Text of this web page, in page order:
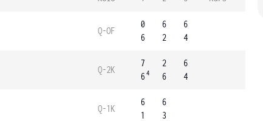
Q-OF
0
6
6
2
6
4
Q-2K
7
64
2
6
6
4
Q-1K
6
1
6
3